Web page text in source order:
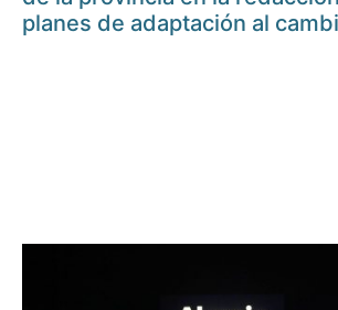
planes de adaptación al